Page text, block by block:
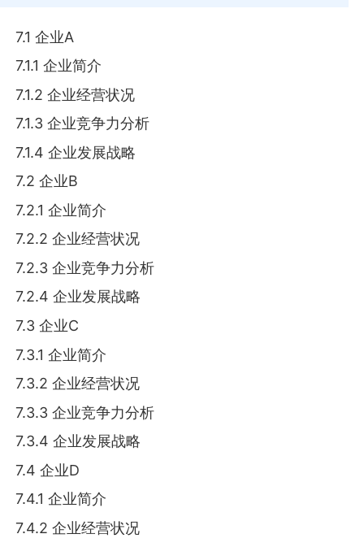
7.1 企业A
7.1.1 企业简介
7.1.2 企业经营状况
7.1.3 企业竞争力分析
7.1.4 企业发展战略
7.2 企业B
7.2.1 企业简介
7.2.2 企业经营状况
7.2.3 企业竞争力分析
7.2.4 企业发展战略
7.3 企业C
7.3.1 企业简介
7.3.2 企业经营状况
7.3.3 企业竞争力分析
7.3.4 企业发展战略
7.4 企业D
7.4.1 企业简介
7.4.2 企业经营状况